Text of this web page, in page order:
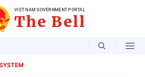
VIET NAM GOVERNMENT PORTAL
The Bell